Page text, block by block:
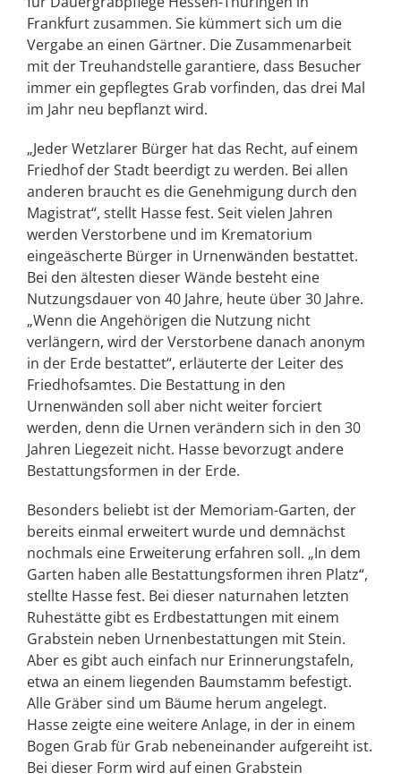
Frankfurt zusammen. Sie kümmert sich um die
Vergabe an einen Gärtner. Die Zusammenarbeit
mit der Treuhandstelle garantiere, dass Besucher
immer ein gepflegtes Grab vorfinden, das drei Mal
im Jahr neu bepflanzt wird.
„Jeder Wetzlarer Bürger hat das Recht, auf einem
Friedhof der Stadt beerdigt zu werden. Bei allen
anderen braucht es die Genehmigung durch den
Magistrat“, stellt Hasse fest. Seit vielen Jahren
werden Verstorbene und im Krematorium
eingeäscherte Bürger in Urnenwänden bestattet.
Bei den ältesten dieser Wände besteht eine
Nutzungsdauer von 40 Jahre, heute über 30 Jahre.
„Wenn die Angehörigen die Nutzung nicht
verlängern, wird der Verstorbene danach anonym
in der Erde bestattet“, erläuterte der Leiter des
Friedhofsamtes. Die Bestattung in den
Urnenwänden soll aber nicht weiter forciert
werden, denn die Urnen verändern sich in den 30
Jahren Liegezeit nicht. Hasse bevorzugt andere
Bestattungsformen in der Erde.
Besonders beliebt ist der Memoriam-Garten, der
bereits einmal erweitert wurde und demnächst
nochmals eine Erweiterung erfahren soll. „In dem
Garten haben alle Bestattungsformen ihren Platz“,
stellte Hasse fest. Bei dieser naturnahen letzten
Ruhestätte gibt es Erdbestattungen mit einem
Grabstein neben Urnenbestattungen mit Stein.
Aber es gibt auch einfach nur Erinnerungstafeln,
etwa an einem liegenden Baumstamm befestigt.
Alle Gräber sind um Bäume herum angelegt.
Hasse zeigte eine weitere Anlage, in der in einem
Bogen Grab für Grab nebeneinander aufgereiht ist.
Bei dieser Form wird auf einen Grabstein